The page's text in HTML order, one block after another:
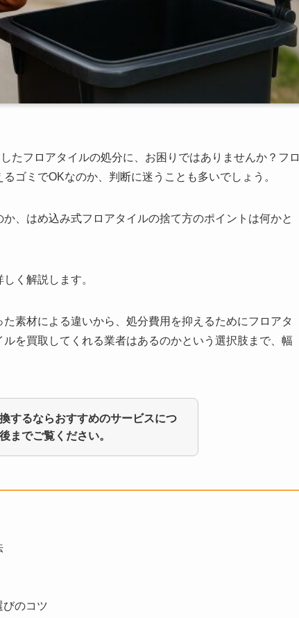
たフロアタイルの処分に、お困りではありませんか？フロ
ゴミでOKなのか、判断に迷うことも多いでしょう。
、はめ込み式フロアタイルの捨て方のポイントは何かと
く解説します。
素材による違いから、処分費用を抑えるためにフロアタ
を買取してくれる業者はあるのかという選択肢まで、幅
するならおすすめのサービスにつ
までご覧ください。
びのコツ